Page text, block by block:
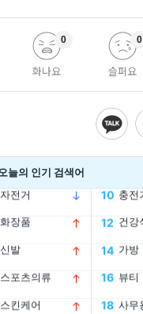
화나요
0
슬퍼요
0